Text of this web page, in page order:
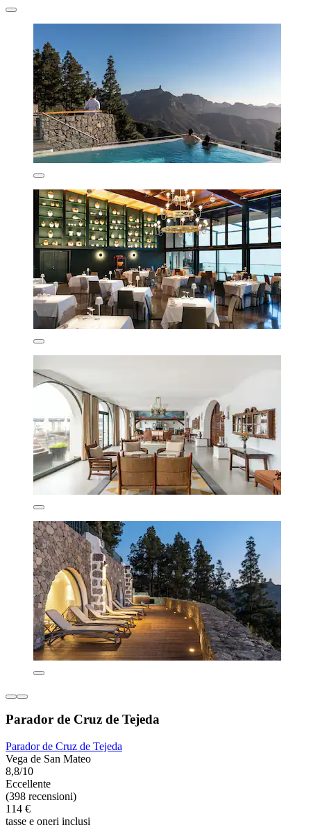
Parador de Cruz de Tejeda
Parador de Cruz de Tejeda
Vega de San Mateo
8,8/10
Eccellente
(398 recensioni)
114 €
tasse e oneri inclusi